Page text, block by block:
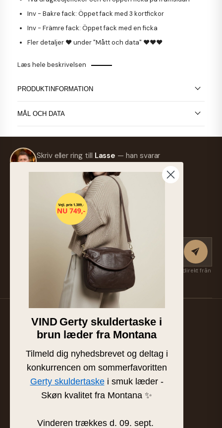
Inv - Bakre fack: Öppet fack med 3 kortfickor
Inv - Främre fack: Öppet fack med en ficka
Fler detaljer ♥ under "Mått och data" ♥♥♥
Læs hele beskrivelsen
PRODUKTINFORMATION
MÅL OCH DATA
Skriv eller ring till Lasse — han svarar
info@frejaskind.dk
Retur eller byte
Anmäl dig till nyhetsbrevet
Få nya kollektioner, exklusiva favoriter och inspiration först — direkt från
Suzan & Lasse. Avsluta när som helst.
Familjeägd läder- och skinnbutik från Silkeborg.
Handplockat läder av högsta kvalitet sedan 1986.
BUTIK & SHOWROOM
Tværgade 8 · 8600 Silkeborg
info@frejaskind.dk
CVR 12345678
VIND Gerty skuldertaske i
brun læder fra Montana
Tilmeld dig nyhedsbrevet og deltag i
konkurrencen om sommerfavoritten
Gerty skuldertaskei smuk læder -
Skøn kvalitet fra Montana ✨
Vinderen trækkes d. 09. sept.